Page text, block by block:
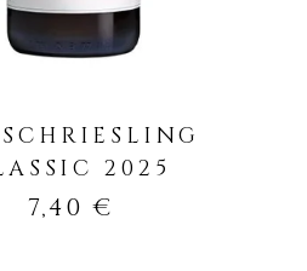
2025
7,40€